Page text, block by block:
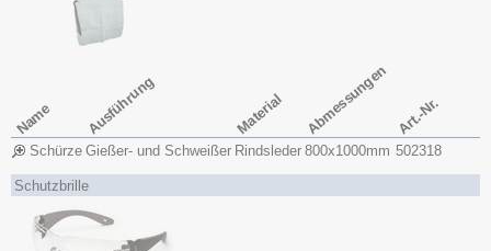
Name Ausführung Material Abmessungen Art.-Nr.
Schürze Gießer- und Schweißer Rindsleder 800x​1000mm 502318
Schutzbrille